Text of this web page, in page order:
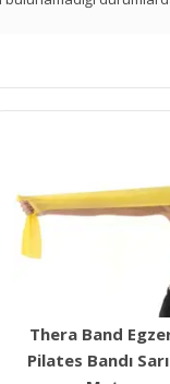
Thera Band
Pilates Bandı